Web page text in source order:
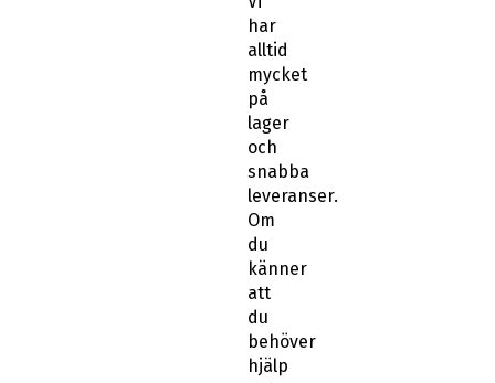
har
alltid
mycket
på
lager
och
snabba
leveranser.
Om
du
känner
att
du
behöver
hjälp